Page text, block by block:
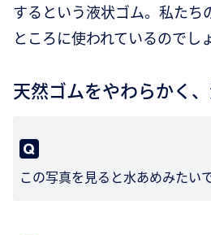
するという液状ゴム。私たち
ところに使われているのでし
天然ゴムをやわらかく
この写真を見ると水あめみたい